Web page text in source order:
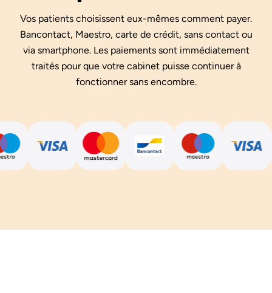
Vos patients choisissent eux-mêmes comment payer.
Bancontact, Maestro, carte de crédit, sans contact ou
via smartphone. Les paiements sont immédiatement
traités pour que votre cabinet puisse continuer à
fonctionner sans encombre.